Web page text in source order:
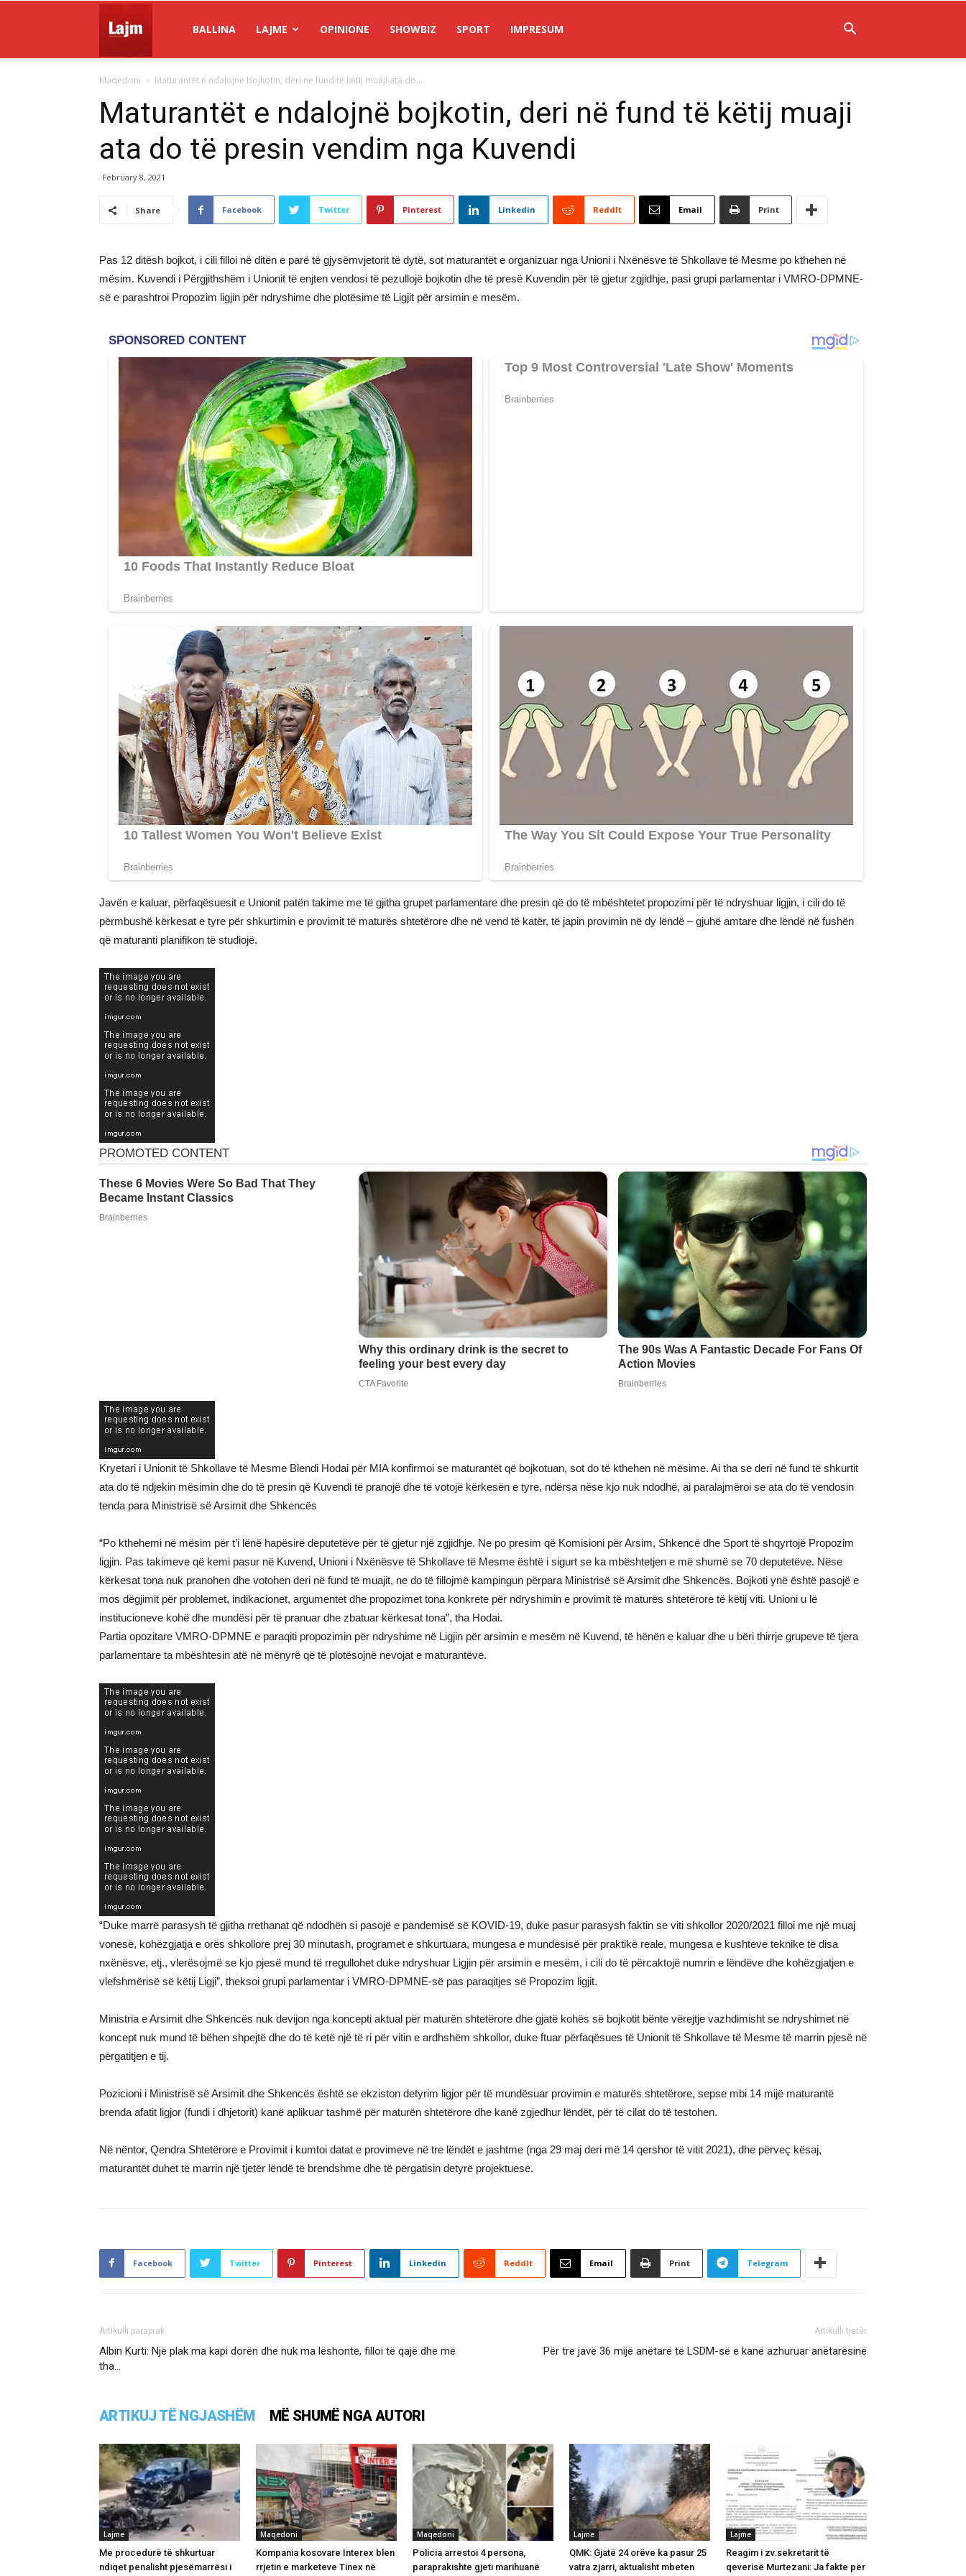
Lajm
BALLINA LAJME OPINIONE SHOWBIZ SPORT IMPRESUM
Maqedoni Maturantët e ndalojnë bojkotin, deri në fund të këtij muaji ata do...
Maturantët e ndalojnë bojkotin, deri në fund të këtij muaji
ata do të presin vendim nga Kuvendi
February 8, 2021
Share Facebook Twitter Pinterest Linkedin ReddIt Email Print
Pas 12 ditësh bojkot, i cili filloi në ditën e parë të gjysëmvjetorit të dytë, sot maturantët e organizuar nga Unioni i Nxënësve të Shkollave të Mesme po kthehen në
mësim. Kuvendi i Përgjithshëm i Unionit të enjten vendosi të pezullojë bojkotin dhe të presë Kuvendin për të gjetur zgjidhje, pasi grupi parlamentar i VMRO-DPMNE-
së e parashtroi Propozim ligjin për ndryshime dhe plotësime të Ligjit për arsimin e mesëm.
Javën e kaluar, përfaqësuesit e Unionit patën takime me të gjitha grupet parlamentare dhe presin që do të mbështetet propozimi për të ndryshuar ligjin, i cili do të
përmbushë kërkesat e tyre për shkurtimin e provimit të maturës shtetërore dhe në vend të katër, të japin provimin në dy lëndë – gjuhë amtare dhe lëndë në fushën
që maturanti planifikon të studiojë.
Kryetari i Unionit të Shkollave të Mesme Blendi Hodai për MIA konfirmoi se maturantët që bojkotuan, sot do të kthehen në mësime. Ai tha se deri në fund të shkurtit
ata do të ndjekin mësimin dhe do të presin që Kuvendi të pranojë dhe të votojë kërkesën e tyre, ndërsa nëse kjo nuk ndodhë, ai paralajmëroi se ata do të vendosin
tenda para Ministrisë së Arsimit dhe Shkencës
“Po kthehemi në mësim për t’i lënë hapësirë ​​deputetëve për të gjetur një zgjidhje. Ne po presim që Komisioni për Arsim, Shkencë dhe Sport të shqyrtojë Propozim
ligjin. Pas takimeve që kemi pasur në Kuvend, Unioni i Nxënësve të Shkollave të Mesme është i sigurt se ka mbështetjen e më shumë se 70 deputetëve. Nëse
kërkesat tona nuk pranohen dhe votohen deri në fund të muajit, ne do të fillojmë kampingun përpara Ministrisë së Arsimit dhe Shkencës. Bojkoti ynë është pasojë e
mos dëgjimit për problemet, indikacionet, argumentet dhe propozimet tona konkrete për ndryshimin e provimit të maturës shtetërore të këtij viti. Unioni u lë
institucioneve kohë dhe mundësi për të pranuar dhe zbatuar kërkesat tona”, tha Hodai.
Partia opozitare VMRO-DPMNE e paraqiti propozimin për ndryshime në Ligjin për arsimin e mesëm në Kuvend, të hënën e kaluar dhe u bëri thirrje grupeve të tjera
parlamentare ta mbështesin atë në mënyrë që të plotësojnë nevojat e maturantëve.
“Duke marrë parasysh të gjitha rrethanat që ndodhën si pasojë e pandemisë së KOVID-19, duke pasur parasysh faktin se viti shkollor 2020/2021 filloi me një muaj
vonesë, kohëzgjatja e orës shkollore prej 30 minutash, programet e shkurtuara, mungesa e mundësisë për praktikë reale, mungesa e kushteve teknike të disa
nxënësve, etj., vlerësojmë se kjo pjesë mund të rregullohet duke ndryshuar Ligjin për arsimin e mesëm, i cili do të përcaktojë numrin e lëndëve dhe kohëzgjatjen e
vlefshmërisë së këtij Ligji”, theksoi grupi parlamentar i VMRO-DPMNE-së pas paraqitjes së Propozim ligjit.
Ministria e Arsimit dhe Shkencës nuk devijon nga koncepti aktual për maturën shtetërore dhe gjatë kohës së bojkotit bënte vërejtje vazhdimisht se ndryshimet në
koncept nuk mund të bëhen shpejtë dhe do të ketë një të ri për vitin e ardhshëm shkollor, duke ftuar përfaqësues të Unionit të Shkollave të Mesme të marrin pjesë në
përgatitjen e tij.
Pozicioni i Ministrisë së Arsimit dhe Shkencës është se ekziston detyrim ligjor për të mundësuar provimin e maturës shtetërore, sepse mbi 14 mijë maturantë
brenda afatit ligjor (fundi i dhjetorit) kanë aplikuar tashmë për maturën shtetërore dhe kanë zgjedhur lëndët, për të cilat do të testohen.
Në nëntor, Qendra Shtetërore e Provimit i kumtoi datat e provimeve në tre lëndët e jashtme (nga 29 maj deri më 14 qershor të vitit 2021), dhe përveç kësaj,
maturantët duhet të marrin një tjetër lëndë të brendshme dhe të përgatisin detyrë projektuese.
Facebook Twitter Pinterest Linkedin ReddIt Email Print Telegram
Artikulli paraprak
Albin Kurti: Një plak ma kapi dorën dhe nuk ma lëshonte, filloi të qajë dhe më
tha…
Artikulli tjetër
Për tre javë 36 mijë anëtarë të LSDM-së e kanë azhuruar anëtarësinë
ARTIKUJ TË NGJASHËM MË SHUMË NGA AUTORI
Lajme
Me procedurë të shkurtuar
ndiqet penalisht pjesëmarrësi i
Maqedoni
Kompania kosovare Interex blen
rrjetin e marketeve Tinex në
Maqedoni
Policia arrestoi 4 persona,
paraprakishte gjeti marihuanë
Lajme
QMK: Gjatë 24 orëve ka pasur 25
vatra zjarri, aktualisht mbeten
Lajme
Reagim i zv.sekretarit të
qeverisë Murtezani: Ja fakte për